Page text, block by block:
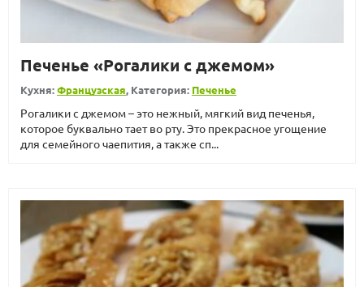
Печенье «Рогалики с джемом»
Кухня:Французская, Категория: Печенье
Рогалики с джемом – это нежный, мягкий вид печенья,
которое буквально тает во рту. Это прекрасное угощение
для семейного чаепития, а также сп...